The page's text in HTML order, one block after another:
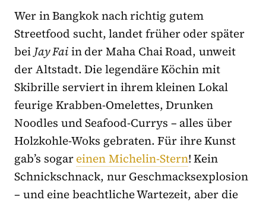
Wer in Bangkok nach richtig gutem
Streetfood sucht, landet früher oder später
bei Jay Faiin der Maha Chai Road, unweit
der Altstadt. Die legendäre Köchin mit
Skibrille serviert in ihrem kleinen Lokal
feurige Krabben-Omelettes, Drunken
Noodles und Seafood-Currys – alles über
Holzkohle-Woks gebraten. Für ihre Kunst
gab’s sogareinen Michelin-Stern! Kein
Schnickschnack, nur Geschmacksexplosion
– und eine beachtliche Wartezeit, aber die